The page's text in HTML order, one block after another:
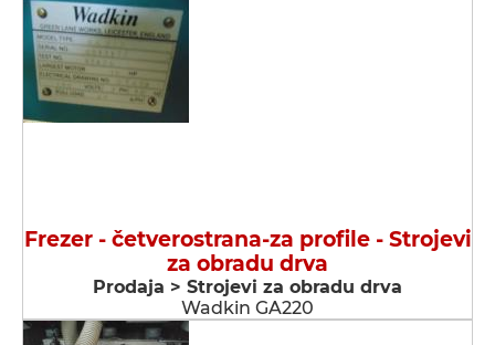
Frezer - četverostrana-za profile - Strojevi
za obradu drva
Prodaja > Strojevi za obradu drva
Wadkin GA220